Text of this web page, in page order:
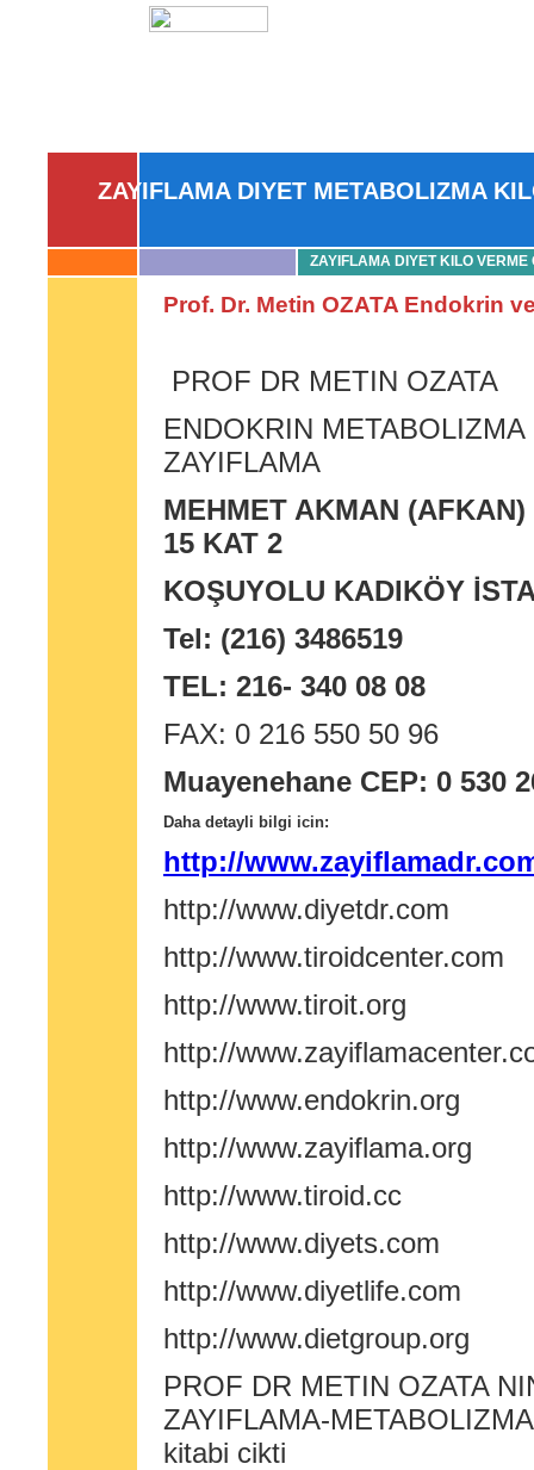
ZAYIFLAMA DIYET METABOLIZMA
ZAYIFLAMA DIYET KILO VERME
Prof. Dr. Metin OZATA Endokrin
PROF DR METIN OZATA
ENDOKRIN METABOLIZMA
ZAYIFLAMA
MEHMET AKMAN
15 KAT 2
KOŞUYOLU KADIKÖY
Tel: (216) 3486519
TEL: 216- 340 08 08
FAX: 0 216 550 50 96
Muayenehane CEP: 0 530
Daha detayli bilgi icin:
http://
http://www.diyetdr.com
http://www.tiroidcenter.com
http://www.tiroit.org
http://
http://www.endokrin.org
http://www.zayiflama.org
http://www.tiroid.cc
http://www.diyets.com
http://www.diyetlife.com
http://www.dietgroup.org
PROF DR METIN OZATA
ZAYIFLAMA-
kitabi cikti